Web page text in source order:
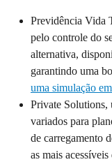
Previdência Vida
pelo controle do
alternativa,
garantindo uma
uma simulação
Private Solutions,
variados para
de carregamento
as mais